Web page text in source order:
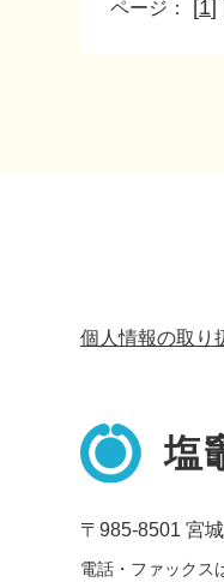
ページ： [1]
個人情報の取り
塩
〒985-8501 宮
電話・ファックス